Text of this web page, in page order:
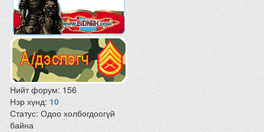
Нийт форум:156
Нэр хүнд:10
Статус:Одоо холбогдоогүй
байна